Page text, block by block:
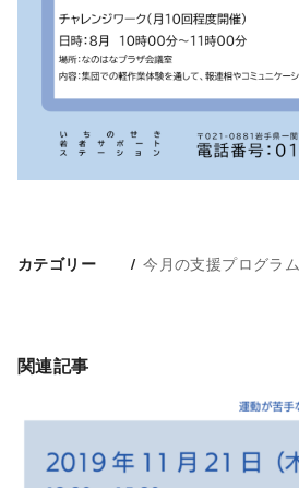
カテゴリー 今月の支援プログラム
関連記事